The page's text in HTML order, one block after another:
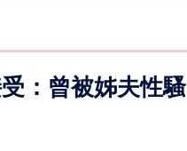
：曾被姊夫性騷